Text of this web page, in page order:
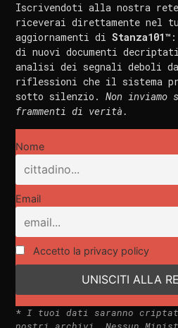
Iscrivendoti alla nostra
riceverai direttamente nel
aggiornamenti diStanza101™
di nuovi documenti
analisi dei segnali deboli
riflessioni che il sistema
sotto silenzio.Non inviamo
frammenti di verità.
Nome
Email
Accetto la privacy policy
* I tuoi dati saranno